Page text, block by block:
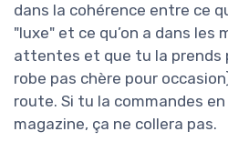
dans la cohérence entre ce
"luxe" et ce qu’on a dans les
attentes et que tu la prends
robe pas chère pour
route. Si tu la commandes
magazine, ça ne collera pas.